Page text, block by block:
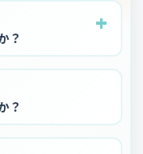
？
+
？
+
+
+
+